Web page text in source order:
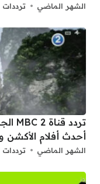
الشهر الماضي ترددات
أحدث أفلام الأكشن
الشهر الماضي ترددات